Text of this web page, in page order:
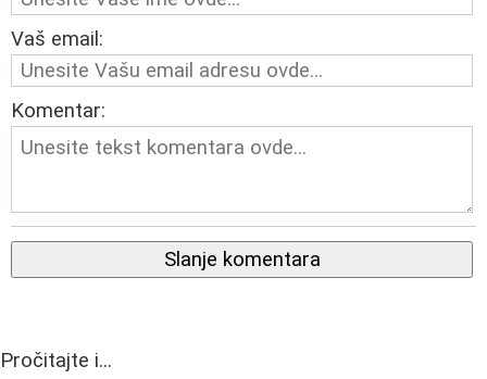
Vaš email:
Komentar:
Slanje komentara
Pročitajte i...